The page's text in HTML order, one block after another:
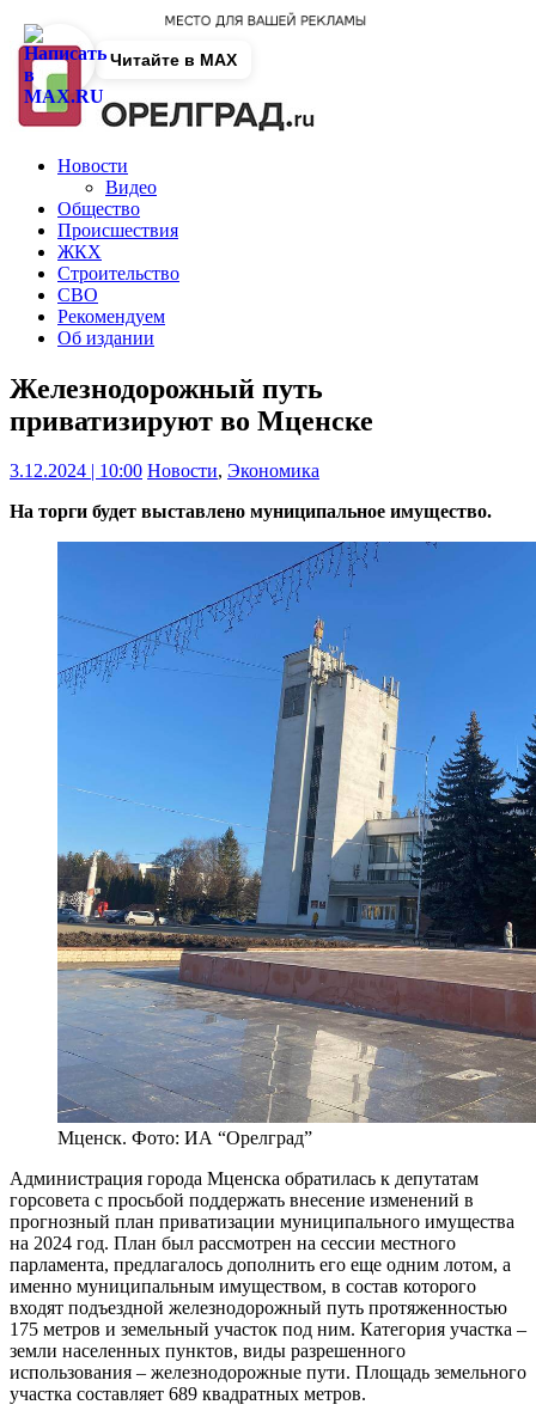
Новости
Видео
Общество
Происшествия
ЖКХ
Строительство
СВО
Рекомендуем
Об издании
Железнодорожный путь
приватизируют во Мценске
3.12.2024 | 10:00 Новости, Экономика
На торги будет выставлено муниципальное имущество.
Мценск. Фото: ИА “Орелград”
Администрация города Мценска обратилась к депутатам
горсовета с просьбой поддержать внесение изменений в
прогнозный план приватизации муниципального имущества
на 2024 год. План был рассмотрен на сессии местного
парламента, предлагалось дополнить его еще одним лотом, а
именно муниципальным имуществом, в состав которого
входят подъездной железнодорожный путь протяженностью
175 метров и земельный участок под ним. Категория участка –
земли населенных пунктов, виды разрешенного
использования – железнодорожные пути. Площадь земельного
участка составляет 689 квадратных метров.
Читайте в MAX